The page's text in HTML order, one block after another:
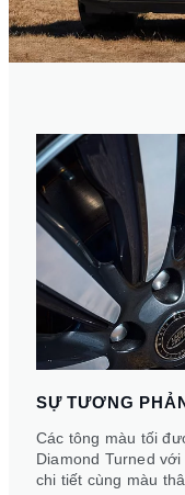
SỰ TƯƠNG
Các tông màu tối
Diamond Turned
chi tiết cùng màu